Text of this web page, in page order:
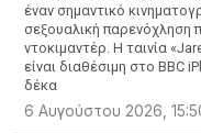
έναν σημαντικό
σεξουαλική παρενόχληση
ντοκιμαντέρ. Η ταινία
είναι διαθέσιμη στο BBC
δέκα
6 Αυγούστου 2026,